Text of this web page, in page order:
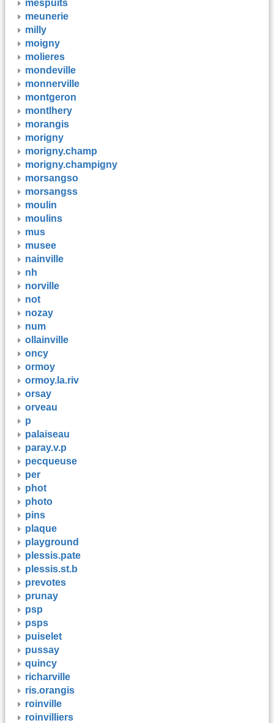
mespuits
meunerie
milly
moigny
molieres
mondeville
monnerville
montgeron
montlhery
morangis
morigny
morigny.champ
morigny.champigny
morsangso
morsangss
moulin
moulins
mus
musee
nainville
nh
norville
not
nozay
num
ollainville
oncy
ormoy
ormoy.la.riv
orsay
orveau
p
palaiseau
paray.v.p
pecqueuse
per
phot
photo
pins
plaque
playground
plessis.pate
plessis.st.b
prevotes
prunay
psp
psps
puiselet
pussay
quincy
richarville
ris.orangis
roinville
roinvilliers